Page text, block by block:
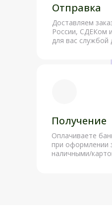
Отправка
Доставляем
России, СДЕКом
для вас службой
Получение
Оплачиваете
при оформлении
наличными/